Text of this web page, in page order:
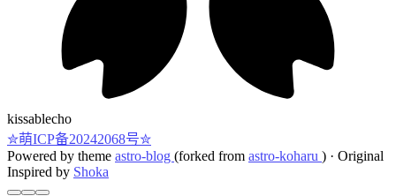
kissablecho
✮萌ICP备20242068号✮
Powered by theme astro-blog (forked from astro-koharu ) · Original
Inspired by Shoka